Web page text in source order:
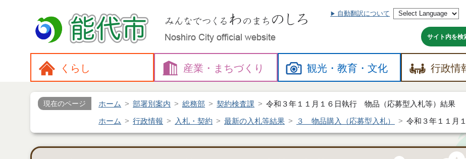
自動翻訳について
サイト内を検
くらし 産業・ まちづくり 観光・教育・文化 行政情
現在のページ ホーム 部署別案内 総務部 契約検査課 令和３年１１月１６日執行 物品（応募型入札等）結果
ホーム 行政情報 入札・契約 最新の入札等結果 ３ 物品購入（応募型入札） 令和３年１１月